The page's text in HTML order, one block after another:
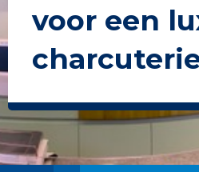
voor een